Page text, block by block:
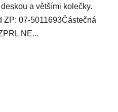
a většími kolečky.
ZP: 07-5011693Částečná
NE...